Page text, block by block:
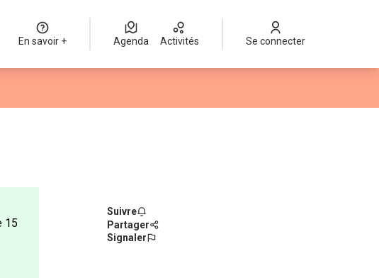
En savoir + Agenda Activités Se connecter
15
Suivre
Partager
Signaler